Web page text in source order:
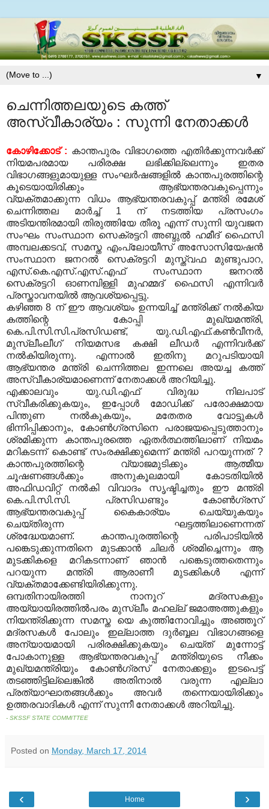
▼
ചെന്നിത്തലയുടെ കത്ത്
അസ്വീകാര്യം : സുന്നി നേതാക്കള്‍
കോഴിക്കോട് : കാന്തപുരം വിഭാഗത്തെ എതിര്‍ക്കുന്നവര്‍ക്ക്
നിയമപരമായ പരിരക്ഷ ലഭിക്കില്ലെന്നും ഇതര
വിഭാഗങ്ങളുമായുള്ള സംഘര്‍ഷങ്ങളില്‍ കാന്തപുരത്തിന്റെ
കൂടെയായിരിക്കും ആഭ്യന്തരവകുപ്പെന്നും
വ്യക്തമാക്കുന്ന വിധം ആഭ്യന്തരവകുപ്പ് മന്ത്രി രമേശ്
ചെന്നിത്തല മാര്‍ച്ച് 1 ന് നടത്തിയ പ്രസംഗം
അടിയന്തിരമായി തിരുത്തിയേ തീരൂ എന്ന് സുന്നി യുവജന
സംഘം സംസ്ഥാന സെക്രട്ടറി അബ്ദുല്‍ ഹമീദ് ഫൈസി
അമ്പലക്കടവ്, സമസ്ത എംപ്ലോയീസ് അസോസിയേഷന്‍
സംസ്ഥാന ജനറല്‍ സെക്രട്ടറി മുസ്ത്വഫ മുണ്ടുപാറ,
എസ്.കെ.എസ്.എസ്.എഫ് സംസ്ഥാന ജനറല്‍
സെക്രട്ടറി ഓണമ്പിള്ളി മുഹമ്മദ് ഫൈസി എന്നിവര്‍
പ്രസ്താവനയില്‍ ആവശ്യപ്പെട്ടു.
കഴിഞ്ഞ8 ന് ഈ ആവശ്യം ഉന്നയിച്ച് മന്ത്രിക്ക് നല്‍കിയ
കത്തിന്റെ കോപ്പി മുഖ്യമന്ത്രി,
കെ.പി.സി.സി.പ്രസിഡണ്ട്, യു.ഡി.എഫ്.കണ്‍വീനര്‍,
മുസ്ലീംലീഗ് നിയമസഭ കക്ഷി ലീഡര്‍ എന്നിവര്‍ക്ക്
നല്‍കിയിരുന്നു. എന്നാല്‍ ഇതിനു മറുപടിയായി
ആഭ്യന്തര മന്ത്രി ചെന്നിത്തല ഇന്നലെ അയച്ച കത്ത്
അസ്വീകാര്യമാണെന്ന് നേതാക്കള്‍ അറിയിച്ചു.
എക്കാലവും യു.ഡി.എഫ് വിരുദ്ധ നിലപാട്
സ്വീകരിക്കുകയും, ഇപ്പോള്‍ മോഡിക്ക് പരോക്ഷമായ
പിന്തുണ നല്‍കുകയും, മതേതര വോട്ടുകള്‍
ഭിന്നിപ്പിക്കാനും, കോണ്‍ഗ്രസിനെ പരാജയപ്പെടുത്താനും
ശ്രമിക്കുന്ന കാന്തപുരത്തെ ഏതര്‍ത്ഥത്തിലാണ് നിയമം
മറികടന്ന് കൊണ്ട് സംരക്ഷിക്കുമെന്ന് മന്ത്രി പറയുന്നത് ?
കാന്തപുരത്തിന്റെ വ്യാജമുടിക്കും ആത്മീയ
ചൂഷണങ്ങള്‍ക്കും അനുകൂലമായി കോടതിയില്‍
അഫിഡവിറ്റ് നല്‍കി വിവാദം സൃഷ്ടിച്ചതും ഈ മന്ത്രി
കെ.പി.സി.സി. പ്രസിഡണ്ടും കോണ്‍ഗ്രസ്
ആഭ്യന്തരവകുപ്പ് കൈകാര്യം ചെയ്യുകയും
ചെയ്തിരുന്ന ഘട്ടത്തിലാണെന്നത്
ശ്രദ്ധേയമാണ്. കാന്തപുരത്തിന്റെ പരിപാടിയില്‍
പങ്കെടുക്കുന്നതിനെ മുടക്കാന്‍ ചിലര്‍ ശ്രമിച്ചെന്നും ആ
മുടക്കികളെ മറികടന്നാണ് ഞാന്‍ പങ്കെടുത്തതെന്നും
പറയുന്ന മന്ത്രി ആരാണീ മുടക്കികള്‍ എന്ന്
വ്യക്തമാക്കേണ്ടിയിരിക്കുന്നു.
ഒമ്പതിനായിരത്തി നാനൂറ് മദ്രസകളും
അയ്യായിരത്തില്‍പരം മുസ്ലീം മഹല്ല് ജമാഅത്തുകളും
നിയന്ത്രിക്കുന്ന സമസ്ത യെ കുത്തിനോവിച്ചും അഞ്ഞൂറ്
മദ്രസകള്‍ പോലും ഇല്ലാത്ത ദുര്‍ബ്ബല വിഭാഗങ്ങളെ
അന്യായമായി പരിരക്ഷിക്കുകയും ചെയ്ത് മുന്നോട്ട്
പോകാനുള്ള ആഭ്യന്തരവകുപ്പ് മന്ത്രിയുടെ നീക്കം
മുഖ്യമന്ത്രിയും കോണ്‍ഗ്രസ് നേതാക്കളും ഇടപെട്ട്
തടഞ്ഞിട്ടില്ലെങ്കില്‍ അതിനാല്‍ വരുന്ന എല്ലാ
പ്രത്യാഘാതങ്ങള്‍ക്കും അവര്‍ തന്നെയായിരിക്കും
ഉത്തരവാദികള്‍ എന്ന് സുന്നീ നേതാക്കള്‍ അറിയിച്ചു.
- SKSSF STATE COMMITTEE
Posted on Monday, March 17, 2014
‹ ›
Home